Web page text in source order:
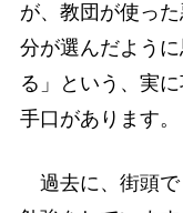
が、教団が使っ
分が選んだよう
る」という、実
手口があります。
過去に、街頭で